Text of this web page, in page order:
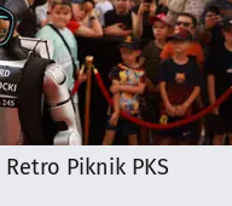
Piknik PKS